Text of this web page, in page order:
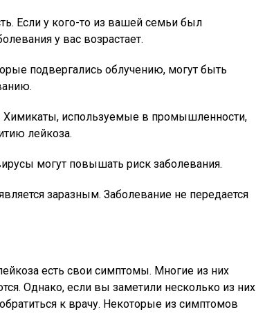
Если у кого-то из вашей семьи был
у вас возрастает.
подвергались облучению, могут быть
Химикаты, используемые в промышленности,
лейкоза.
могут повышать риск заболевания.
заразным. Заболевание не передается
есть свои симптомы. Многие из них
Однако, если вы заметили несколько из них
к врачу. Некоторые из симптомов